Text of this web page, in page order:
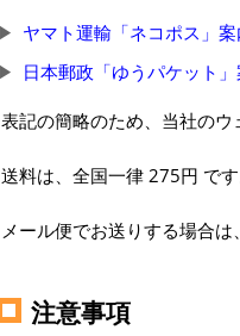
ヤマト運輸「ネコポス」
日本郵政「ゆうパケット
表記の簡略のため、当社のウ
送料は、全国一律 275円 です
メール便でお送りする場合
注意事項